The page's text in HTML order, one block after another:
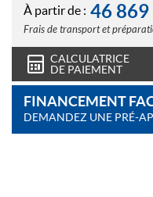
À partir de : 46 869
Frais de transport et
CALCULATRICE
DE PAIEMENT
FINANCEMENT
DEMANDEZ UNE PRÉ-